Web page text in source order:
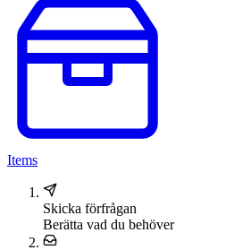
Items
Skicka förfrågan
Berätta vad du behöver